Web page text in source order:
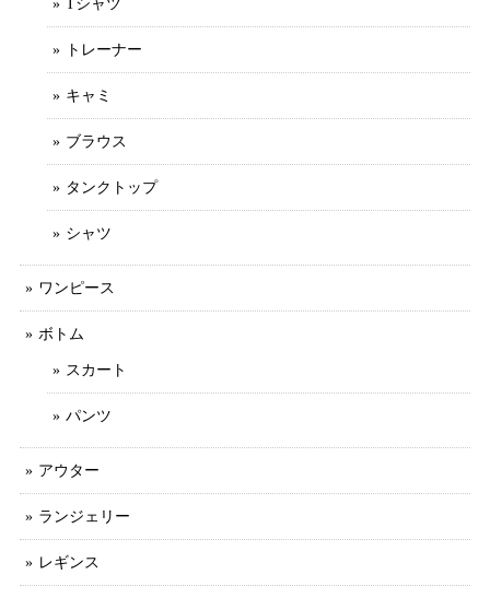
Tシャツ
トレーナー
キャミ
ブラウス
タンクトップ
シャツ
ワンピース
ボトム
スカート
パンツ
アウター
ランジェリー
レギンス